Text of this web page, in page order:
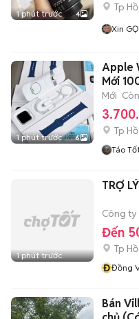
1 phút trước 4
Tp
Xin
1 phút trước 6
Apple
Mới
Mới
Tp
Táo
1 phút trước
TRỢ
Công ty
Đến
Tp
ĐĐồng
Bán